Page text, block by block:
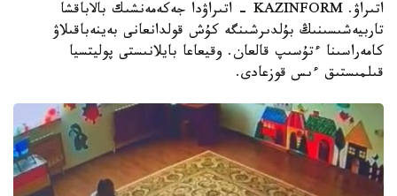
اتىراۋ. KAZINFORM - اتىراۋدا جەكەمەنشىك بالاباقشا
تاربيەشىسىنىڭ بۇلدىرشىنگە كۇش قولدانعانى بەينەباقىلاۋ
كامەراسىنا ءتۇسىپ قالعان. وقيعاعا بايلانىستى پوليتسيا
قىلمىستىق ءىس قوزعادى.